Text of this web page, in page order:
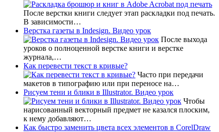
После верстки книги следует этап раскладки под печать.
В зависимости…
Верстка газеты в Indesign. Видео урок
После выхода
уроков о полноценной верстке книги и верстке
журнала,…
Как перевести текст в кривые?
Часто при передачи
макетов в типографию или при переносе на…
Рисуем тени и блики в Illustrator. Видео урок
Чтобы
нарисованный векторный предмет не казался плоским,
к нему добавляют…
Как быстро заменить цвета всех элементов в CorelDraw